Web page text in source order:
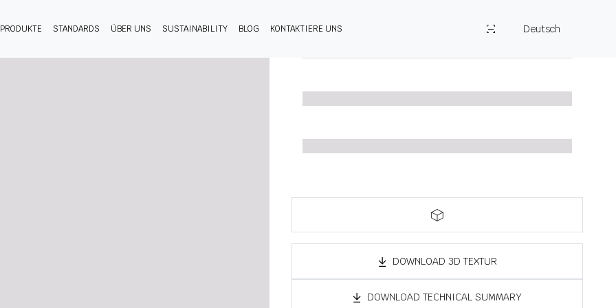
PRODUKTE STANDARDS ÜBER UNS SUSTAINABILITY BLOG KONTAKTIERE UNS Deutsch
DOWNLOAD 3D TEXTUR
DOWNLOAD TECHNICAL SUMMARY